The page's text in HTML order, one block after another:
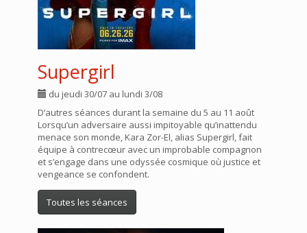
Supergirl
du jeudi 30/07 au lundi 3/08
D’autres séances durant la semaine du 5 au 11 août
Lorsqu’un adversaire aussi impitoyable qu’inattendu
menace son monde, Kara Zor-El, alias Supergirl, fait
équipe à contrecœur avec un improbable compagnon
et s’engage dans une odyssée cosmique où justice et
vengeance se confondent.
Toutes les séances